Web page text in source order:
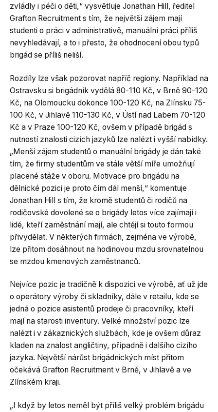
zvládly i péči o děti,“ vysvětluje Jonathan Hill, ředitel
Grafton Recruitment s tím, že největší zájem mají
studenti o práci v administrativě, manuální práci příliš
nevyhledávají, a to i přesto, že ohodnocení obou typů
brigád se příliš neliší.
Rozdíly lze však pozorovat napříč regiony. Například na
Ostravsku si brigádník vydělá 80-110 Kč, v Brně 90-120
Kč, na Olomoucku dokonce 100-120 Kč, na Zlínsku 75-
100 Kč, v Jihlavě 110-130 Kč, v Ústí nad Labem 70-120
Kč a v Praze 100-120 Kč, ovšem v případě brigád s
nutností znalosti cizích jazyků lze nalézt i vyšší nabídky.
„Menší zájem studentů o manuální brigády je dán také
tím, že firmy studentům ve stále větší míře umožňují
placené stáže v oboru. Motivace pro brigádu na
dělnické pozici je proto čím dál menší,“ komentuje
Jonathan Hill s tím, že kromě studentů či rodičů na
rodičovské dovolené se o brigády letos více zajímají i
lidé, kteří zaměstnání mají, ale chtějí si touto formou
přivydělat. V některých firmách, zejména ve výrobě,
lze přitom dosáhnout na hodinovou mzdu srovnatelnou
se mzdou kmenových zaměstnanců.
Nejvíce pozic je tradičně k dispozici ve výrobě, ať už jde
o operátory výroby či skladníky, dále v retailu, kde se
jedná o pozice asistentů prodeje či pracovníky, kteří
mají na starosti inventury. Velké množství pozic lze
nalézt i v zákaznických službách, kde je ovšem důraz
kladen na znalost angličtiny, případně i dalšího cizího
jazyka. Největší nárůst brigádnických míst přitom
očekává Grafton Recruitment v Brně, v Jihlavě a ve
Zlínském kraji.
„I když by letos neměl být příliš velký problém brigádu